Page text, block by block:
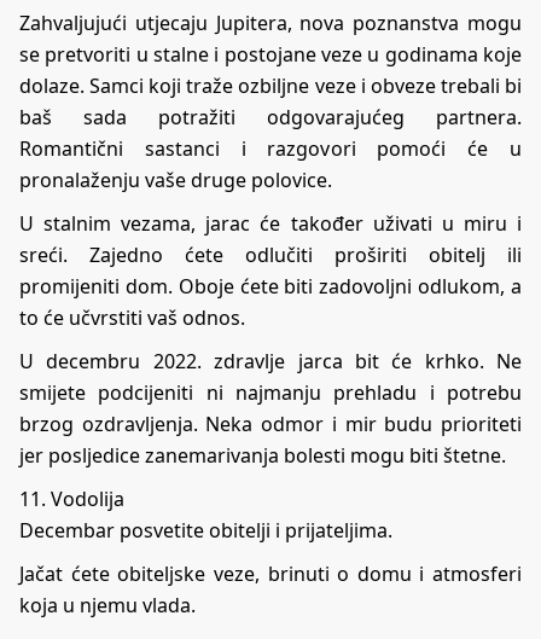
Zahvaljujući utjecaju Jupitera, nova poznanstva mogu
se pretvoriti u stalne i postojane veze u godinama koje
dolaze. Samci koji traže ozbiljne veze i obveze trebali bi
baš sada potražiti odgovarajućeg partnera.
Romantični sastanci i razgovori pomoći će u
pronalaženju vaše druge polovice.
U stalnim vezama, jarac će također uživati u miru i
sreći. Zajedno ćete odlučiti proširiti obitelj ili
promijeniti dom. Oboje ćete biti zadovoljni odlukom, a
to će učvrstiti vaš odnos.
U decembru 2022. zdravlje jarca bit će krhko. Ne
smijete podcijeniti ni najmanju prehladu i potrebu
brzog ozdravljenja. Neka odmor i mir budu prioriteti
jer posljedice zanemarivanja bolesti mogu biti štetne.
11. Vodolija
Decembar posvetite obitelji i prijateljima.
Jačat ćete obiteljske veze, brinuti o domu i atmosferi
koja u njemu vlada.